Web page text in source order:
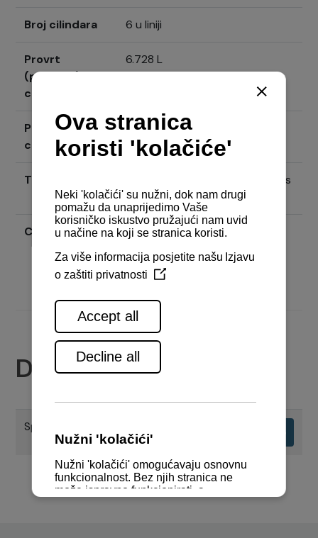
Broj cilindara 6 u liniji
Provrt
(promjer)
cilindra
6.728 L
Provrt i hod
cilindra
104 mm x 132 mm
Tip motora
4-taktni, vertikalni dizel motor s
vodenim hlađenjem
Cijena Pošaljite upit
Dokumenti
Specifikacije motora